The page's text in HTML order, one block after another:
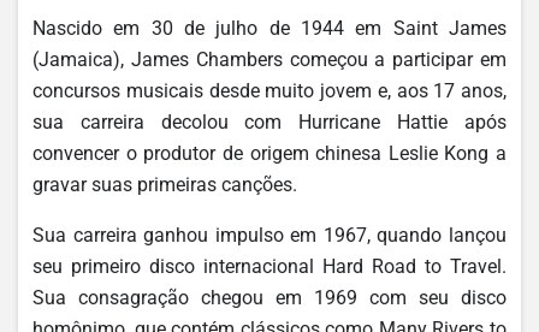
Nascido em 30 de julho de 1944 em Saint James
(Jamaica), James Chambers começou a participar em
concursos musicais desde muito jovem e, aos 17 anos,
sua carreira decolou com Hurricane Hattie após
convencer o produtor de origem chinesa Leslie Kong a
gravar suas primeiras canções.
Sua carreira ganhou impulso em 1967, quando lançou
seu primeiro disco internacional Hard Road to Travel.
Sua consagração chegou em 1969 com seu disco